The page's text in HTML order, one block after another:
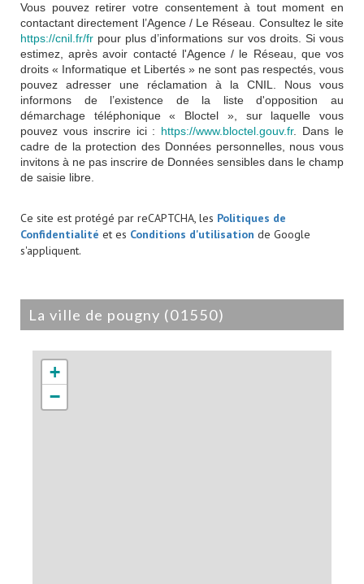
Vous pouvez retirer votre consentement à tout moment en
contactant directement l’Agence / Le Réseau. Consultez le site
https://cnil.fr/fr pour plus d’informations sur vos droits. Si vous
estimez, après avoir contacté l'Agence / le Réseau, que vos
droits « Informatique et Libertés » ne sont pas respectés, vous
pouvez adresser une réclamation à la CNIL. Nous vous
informons de l’existence de la liste d'opposition au
démarchage téléphonique « Bloctel », sur laquelle vous
pouvez vous inscrire ici : https://www.bloctel.gouv.fr. Dans le
cadre de la protection des Données personnelles, nous vous
invitons à ne pas inscrire de Données sensibles dans le champ
de saisie libre.
Ce site est protégé par reCAPTCHA, les Politiques de
Confidentialité et es Conditions d'utilisation de Google
s'appliquent.
la ville de pougny (01550)
+
−